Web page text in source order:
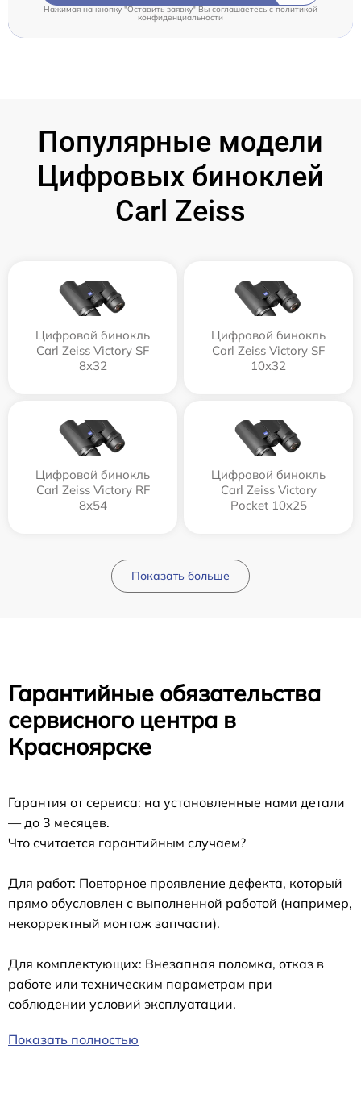
Нажимая на кнопку "Оставить заявку" Вы соглашаетесь cполитикой
конфиденциальности
Популярные модели
Цифровых биноклей
Carl Zeiss
Цифровой бинокль
Carl Zeiss Victory SF
8x32
Цифровой бинокль
Carl Zeiss Victory SF
10x32
Цифровой бинокль
Carl Zeiss Victory RF
8x54
Цифровой бинокль
Carl Zeiss Victory
Pocket 10x25
Показать больше
Гарантийные обязательства
сервисного центра в
Красноярске
Гарантия от сервиса: на установленные нами детали
— до 3 месяцев.
Что считается гарантийным случаем?
Для работ: Повторное проявление дефекта, который
прямо обусловлен с выполненной работой (например,
некорректный монтаж запчасти).
Для комплектующих: Внезапная поломка, отказ в
работе или техническим параметрам при
соблюдении условий эксплуатации.
Показать полностью